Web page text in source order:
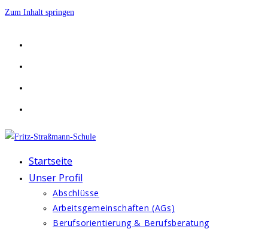
Zum Inhalt springen
Startseite
Unser Profil
Abschlüsse
Arbeitsgemeinschaften (AGs)
Berufsorientierung & Berufsberatung